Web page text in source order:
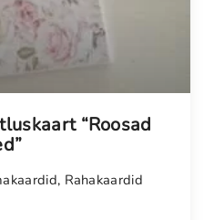
“Roosad
, Rahakaardid